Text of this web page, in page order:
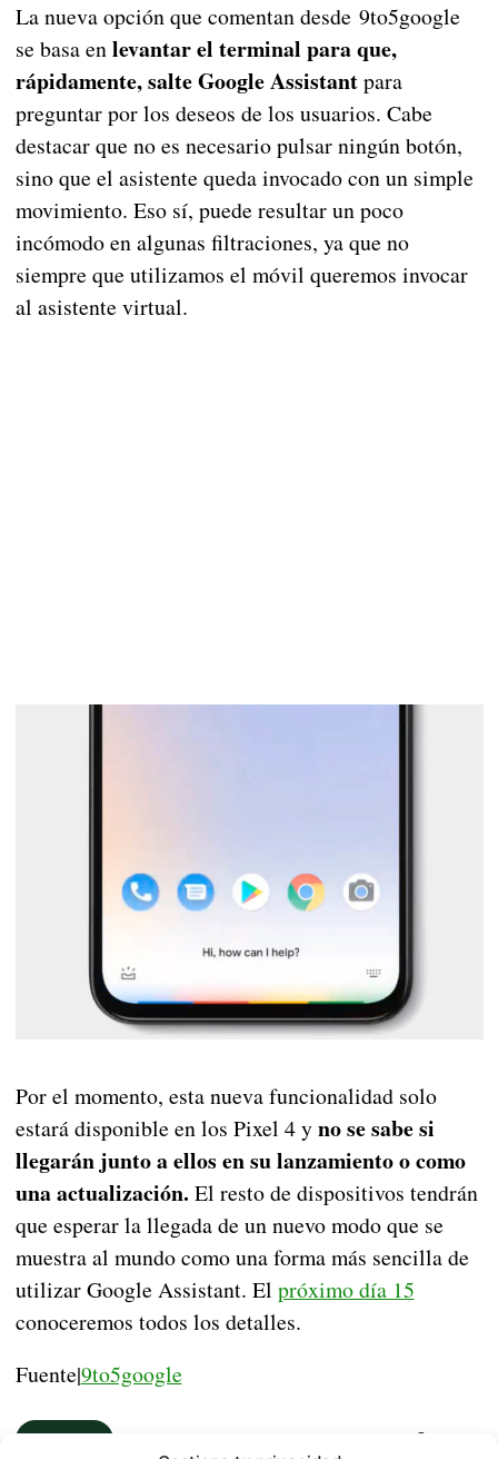
La nueva opción que comentan desde 9to5google
se basa enlevantar el terminal para que,
rápidamente, salte Google Assistantpara
preguntar por los deseos de los usuarios. Cabe
destacar que no es necesario pulsar ningún botón,
sino que el asistente queda invocado con un simple
movimiento. Eso sí, puede resultar un poco
incómodo en algunas filtraciones, ya que no
siempre que utilizamos el móvil queremos invocar
al asistente virtual.
Por el momento, esta nueva funcionalidad solo
estará disponible en los Pixel 4 yno se sabe si
llegarán junto a ellos en su lanzamiento o como
una actualización. El resto de dispositivos tendrán
que esperar la llegada de un nuevo modo que se
muestra al mundo como una forma más sencilla de
utilizar Google Assistant. El próximo día 15
conoceremos todos los detalles.
Fuente|9to5google